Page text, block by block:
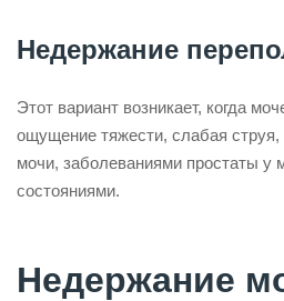
Недержание
Этот вариант возникает, когда
ощущение тяжести, слабая
мочи, заболеваниями простаты у
состояниями.
Недержание